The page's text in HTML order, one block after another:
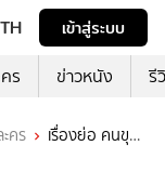
TH
เข้าสู่ระบบ
ร ข่าวหนัง รี
คร
เรื่องย่อ คนขุด